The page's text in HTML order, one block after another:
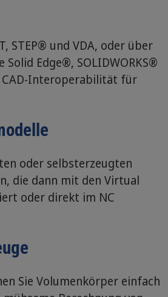
STEP® und VDA, oder über
Edge®, SOLIDWORKS®
Interoperabilität für
oder selbsterzeugten
die dann mit den Virtual
oder direkt im NC
Sie Volumenkörper einfach